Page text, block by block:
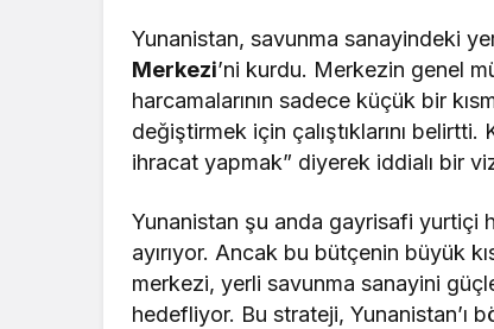
Yunanistan, savunma sanayindeki
Merkezi’ni kurdu. Merkezin genel
harcamalarının sadece küçük bir
değiştirmek için çalıştıklarını
ihracat yapmak” diyerek iddialı bir
Yunanistan şu anda gayrisafi yurtiçi
ayırıyor. Ancak bu bütçenin büyük
merkezi, yerli savunma sanayini
hedefliyor. Bu strateji, Yunanistan’ı